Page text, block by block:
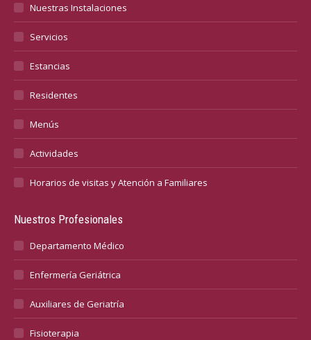
Nuestras Instalaciones
Servicios
Estancias
Residentes
Menús
Actividades
Horarios de visitas y Atención a Familiares
Nuestros Profesionales
Departamento Médico
Enfermería Geriátrica
Auxiliares de Geriatría
Fisioterapia